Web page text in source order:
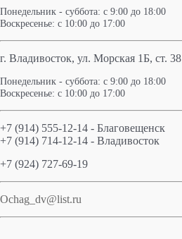
Понедельник - суббота: с 9:00 до 18:00
Воскресенье: с 10:00 до 17:00
г. Владивосток, ул. Морская 1Б, ст. 38
Понедельник - суббота: с 9:00 до 18:00
Воскресенье: с 10:00 до 17:00
+7 (914) 555-12-14 - Благовещенск
+7 (914) 714-12-14 - Владивосток
+7 (924) 727-69-19
Ochag_dv@list.ru